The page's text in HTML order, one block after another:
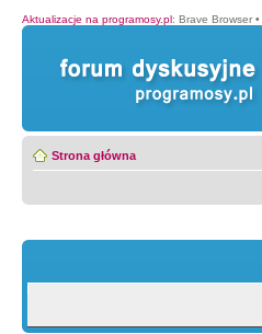
Aktualizacje na programosy.pl: Brave Browser •
Strona główna